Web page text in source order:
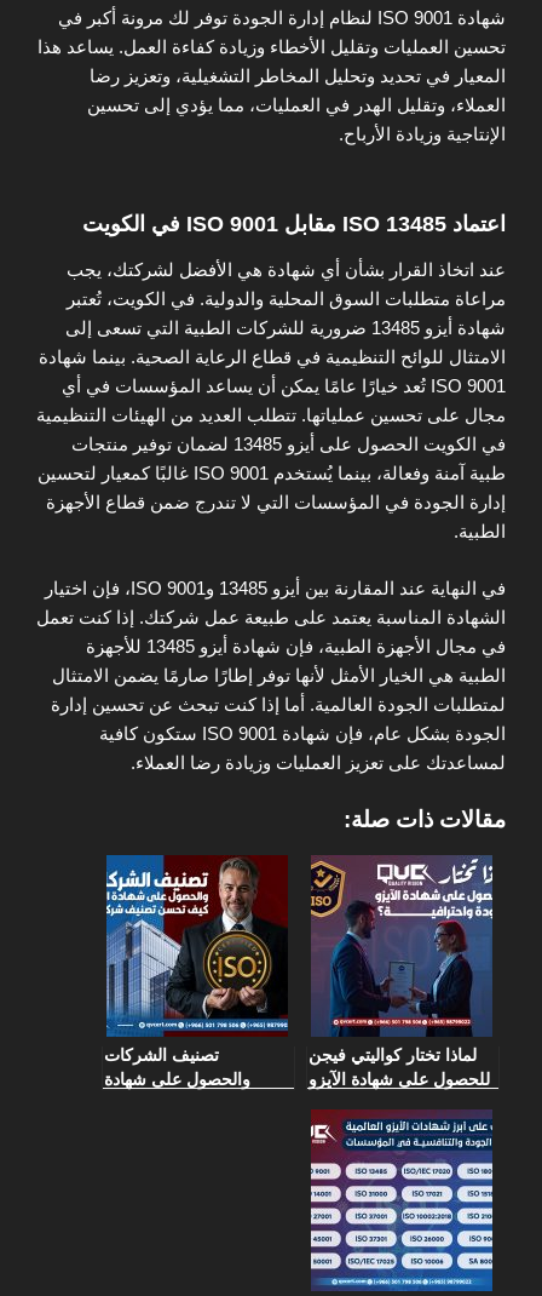
شهادة ISO 9001 لنظام إدارة الجودة توفر لك مرونة أكبر في
تحسين العمليات وتقليل الأخطاء وزيادة كفاءة العمل. يساعد هذا
المعيار في تحديد وتحليل المخاطر التشغيلية، وتعزيز رضا
العملاء، وتقليل الهدر في العمليات، مما يؤدي إلى تحسين
الإنتاجية وزيادة الأرباح.
اعتماد ISO 13485 مقابل ISO 9001 في الكويت
عند اتخاذ القرار بشأن أي شهادة هي الأفضل لشركتك، يجب
مراعاة متطلبات السوق المحلية والدولية. في الكويت، تُعتبر
شهادة أيزو 13485 ضرورية للشركات الطبية التي تسعى إلى
الامتثال للوائح التنظيمية في قطاع الرعاية الصحية. بينما شهادة
ISO 9001 تُعد خيارًا عامًا يمكن أن يساعد المؤسسات في أي
مجال على تحسين عملياتها. تتطلب العديد من الهيئات التنظيمية
في الكويت الحصول على أيزو 13485 لضمان توفير منتجات
طبية آمنة وفعالة، بينما يُستخدم ISO 9001 غالبًا كمعيار لتحسين
إدارة الجودة في المؤسسات التي لا تندرج ضمن قطاع الأجهزة
الطبية.
في النهاية عند المقارنة بين أيزو 13485 وISO 9001، فإن اختيار
الشهادة المناسبة يعتمد على طبيعة عمل شركتك. إذا كنت تعمل
في مجال الأجهزة الطبية، فإن شهادة أيزو 13485 للأجهزة
الطبية هي الخيار الأمثل لأنها توفر إطارًا صارمًا يضمن الامتثال
لمتطلبات الجودة العالمية. أما إذا كنت تبحث عن تحسين إدارة
الجودة بشكل عام، فإن شهادة ISO 9001 ستكون كافية
لمساعدتك على تعزيز العمليات وزيادة رضا العملاء.
مقالات ذات صلة:
لماذا تختار كواليتي فيجن
للحصول على شهادة الآيزو
تصنيف الشركات
والحصول على شهادة